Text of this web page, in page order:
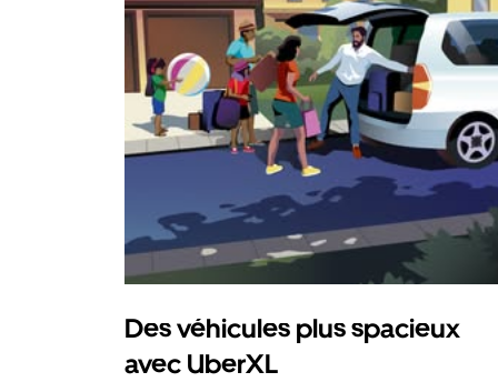
Des véhicules plus spacieux
avec UberXL